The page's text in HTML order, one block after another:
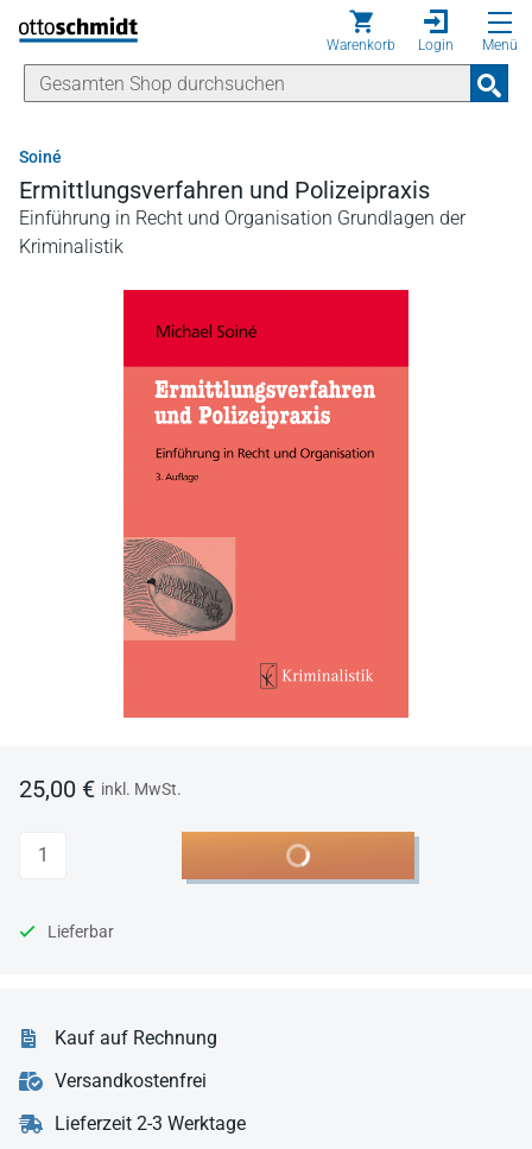
Direkt zum Inhalt
Warenkorb Login Menü
Soiné
Ermittlungsverfahren und Polizeipraxis
Einführung in Recht und Organisation Grundlagen der
Kriminalistik
25,00 € inkl. MwSt.
Anzahl In den Warenkorb
Lieferbar
Kauf auf Rechnung
Versandkostenfrei
Lieferzeit 2-3 Werktage